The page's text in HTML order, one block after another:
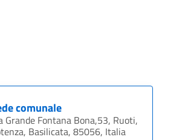
comunale
Grande Fontana Bona,53, Ruoti,
Basilicata, 85056, Italia